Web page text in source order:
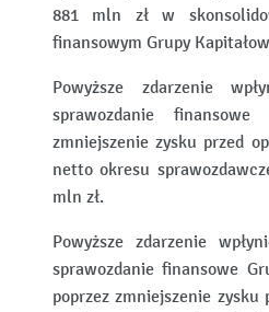
881 mln zł w
finansowym Grupy
Powyższe zdarzenie
sprawozdanie
zmniejszenie zysku przed
netto okresu
mln zł.
Powyższe zdarzenie
sprawozdanie finansowe
poprzez zmniejszenie zysku